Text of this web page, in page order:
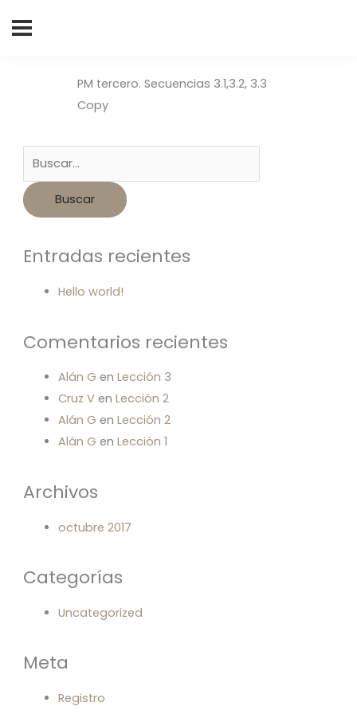
por:
Entradas recientes
Hello world!
Comentarios recientes
Alán G en Lección 3
Cruz Ven Lección 2
Alán G en Lección 2
Alán G en Lección 1
Archivos
octubre 2017
Categorías
Uncategorized
Meta
Registro
PM tercero. Secuencias 3.1,3.2, 3.3
Copy